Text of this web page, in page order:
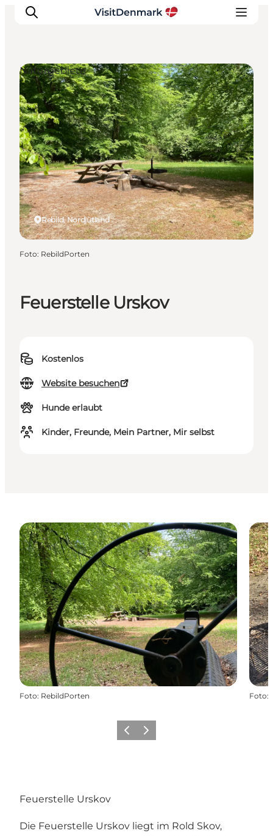
Inspiration
Regionen
Erlebnisse
Unterkünfte
Reiseplanung
Feuerstelle Urskov
Kostenlos
Website besuchen
Hunde erlaubt
Kinder, Freunde, Mein Partner, Mir selbst
Rebild, Nordjütland
Naturgebiete
Foto: RebildPorten
Foto: RebildPorten Foto:
ZurückWeiter
Feuerstelle Urskov
Die Feuerstelle Urskov liegt im Rold Skov,